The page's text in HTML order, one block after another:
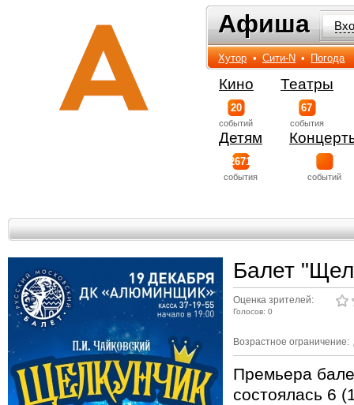
Афиша
Афиша
Хутор • Сити-N • Погода
Кино
20
событий
Театры
67
события
Детям
2671
события событий
Балет
Оценка зрителей:
Голосов: 0
Возрастное ограничение:
Премьера
состоялась 6